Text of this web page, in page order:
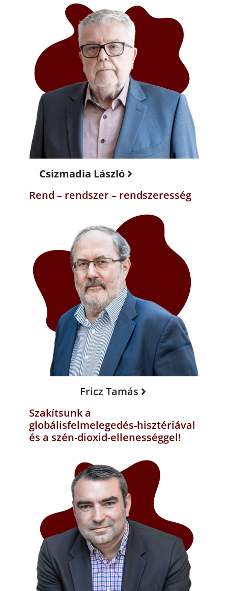
Csizmadia László
Rend – rendszer – rendszeresség
Fricz Tamás
Szakítsunk a
globálisfelmelegedés-hisztériával
és a szén-dioxid-ellenességgel!